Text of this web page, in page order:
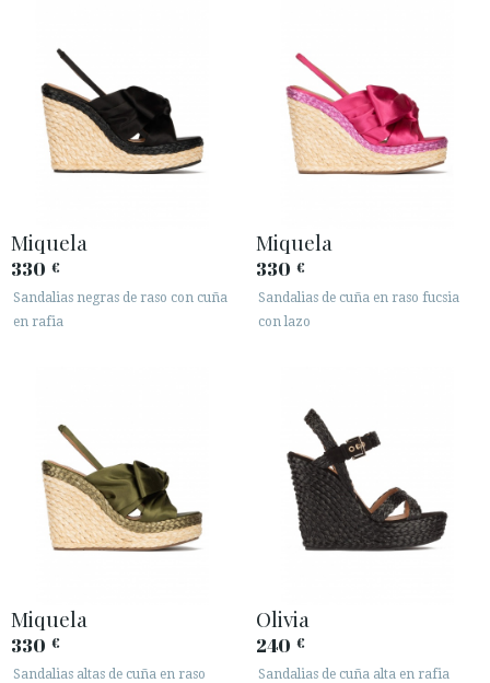
Miquela
330 €
Sandalias negras de raso con cuña
en rafia
Miquela
330 €
Sandalias de cuña en raso fucsia
con lazo
Miquela
330 €
Sandalias altas de cuña en raso
Olivia
240 €
Sandalias de cuña alta en rafia